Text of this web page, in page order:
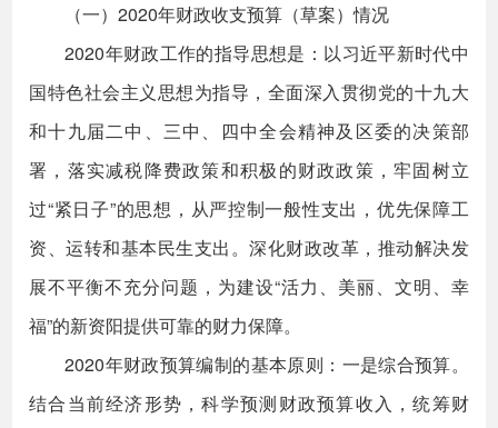
（一）2020年财政收支预算（草案）情况
2020年财政工作的指导思想是：以习近平新时代中
国特色社会主义思想为指导，全面深入贯彻党的十九大
和十九届二中、三中、四中全会精神及区委的决策部
署，落实减税降费政策和积极的财政政策，牢固树立
过“紧日子”的思想，从严控制一般性支出，优先保障工
资、运转和基本民生支出。深化财政改革，推动解决发
展不平衡不充分问题，为建设“活力、美丽、文明、幸
福”的新资阳提供可靠的财力保障。
2020年财政预算编制的基本原则：一是综合预算。
结合当前经济形势，科学预测财政预算收入，统筹财